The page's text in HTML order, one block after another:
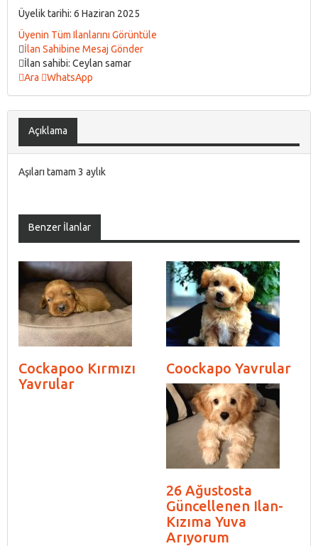
Üyelik tarihi: 6 Haziran 2025
Üyenin Tüm Ilanlarını Görüntüle
İlan Sahibine Mesaj Gönder
İlan sahibi: Ceylan samar
Ara
WhatsApp
Açıklama
Aşıları tamam 3 aylık
Benzer İlanlar
Cockapoo Kırmızı
Yavrular
Coockapo Yavrular
26 Ağustosta
Güncellenen Ilan-
Kızıma Yuva
Arıyorum